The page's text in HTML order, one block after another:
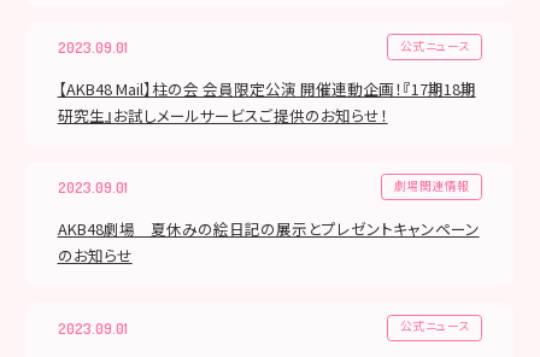
2023.09.01 公式ニュース
【AKB48 Mail】柱の会 会員限定公演 開催連動企画！『17期18期
研究生』お試しメールサービスご提供のお知らせ！
2023.09.01 劇場関連情報
AKB48劇場 夏休みの絵日記の展示とプレゼントキャンペーン
のお知らせ
2023.09.01 公式ニュース